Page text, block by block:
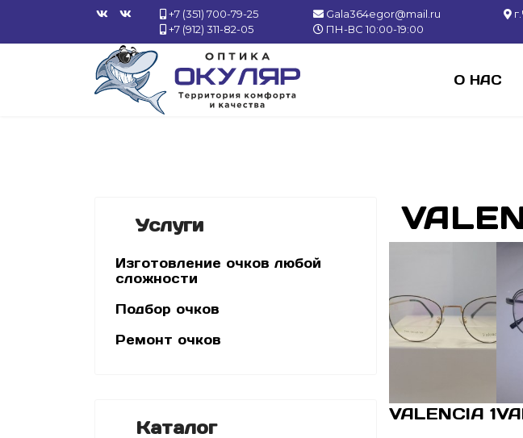
+7 (351) 700-79-25
+7 (912) 311-82-05
Gala364egor@mail.ru
ПН-ВС 10:00-19:00
О НАС
Услуги
Изготовление очков любой
сложности
Подбор очков
Ремонт очков
Каталог
VALENCIA 1